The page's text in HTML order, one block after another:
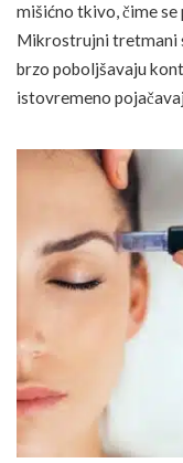
mišićno tkivo, čime
Mikrostrujni tretmani
brzo poboljšavaju
istovremeno